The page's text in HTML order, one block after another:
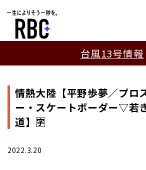
台風13号情報
情熱大陸【平野歩夢／プロ
ー・スケートボーダー▽若
道】🈑
2022.3.20